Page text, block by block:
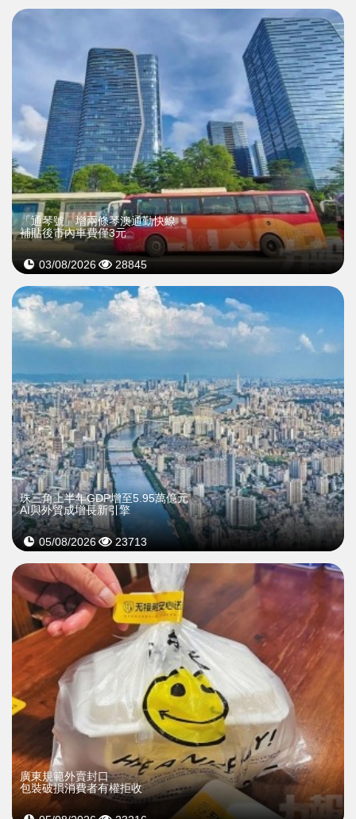
「通琴號」增兩條琴澳通勤快線
補貼後市內車費僅3元
03/08/2026 28845
珠三角上半年GDP增至5.95萬億元
AI與外貿成增長新引擎
05/08/2026 23713
廣東規範外賣封口
包裝破損消費者有權拒收